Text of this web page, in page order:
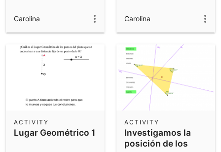
Carolina Carolina
Lugar Geométrico 1
ACTIVITY
Investigamos la
posición de los
ACTIVITY